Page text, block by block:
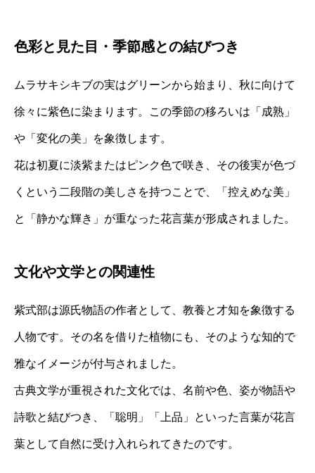
色彩と見た目・季節感との結びつき
ムラサキシキブの実はグリーンから始まり、秋に向けて
徐々に紫色に染まります。この季節の移ろいは「成熟」
や「変化の美」を象徴します。
花は初夏に淡紫またはピンク色で咲き、その後実が色づ
くという二段階の美しさを持つことで、「控えめな美」
と「静かな輝き」が重なった花言葉が形成されました。
文化や文学との関連性
紫式部は源氏物語の作者として、教養と才知を象徴する
人物です。その名を借りた植物にも、そのような知的で
雅なイメージが付与されました。
古典文学が重視された文化では、名前や色、姿が物語や
詩歌と結びつき、「聡明」「上品」といった言葉が花言
葉として自然に受け入れられてきたのです。